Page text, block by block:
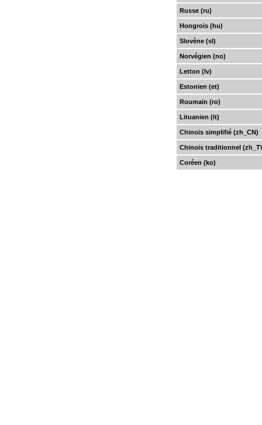
Russe (ru)
Hongrois (hu)
Slovène (sl)
Norvégien (no)
Letton (lv)
Estonien (et)
Roumain (ro)
Lituanien (lt)
Chinois simplifié (zh_CN)
Chinois traditionnel
Coréen (ko)